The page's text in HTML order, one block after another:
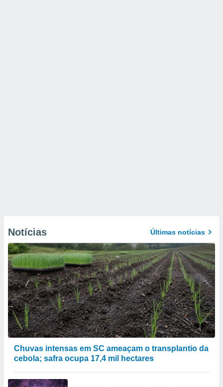
Notícias Últimas notícias
Chuvas intensas em SC ameaçam o transplantio da
cebola; safra ocupa 17,4 mil hectares